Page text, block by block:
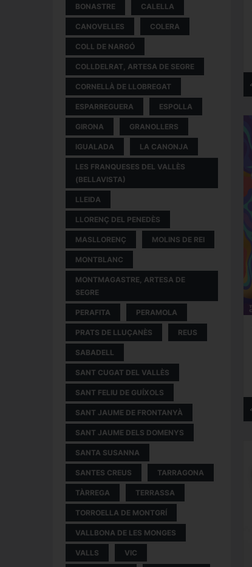
BONASTRE CALELLA
CANOVELLES COLERA
COLL DE NARGÓ
COLLDELRAT, ARTESA DE SEGRE
CORNELLÀ DE LLOBREGAT
ESPARREGUERA ESPOLLA
GIRONA GRANOLLERS
IGUALADA LA CANONJA
LES FRANQUESES DEL VALLÈS
(BELLAVISTA)
LLEIDA
LLORENÇ DEL PENEDÈS
MASLLORENÇ MOLINS DE REI
MONTBLANC
MONTMAGASTRE, ARTESA DE
SEGRE
PERAFITA PERAMOLA
PRATS DE LLUÇANÈS REUS
SABADELL
SANT CUGAT DEL VALLÈS
SANT FELIU DE GUÍXOLS
SANT JAUME DE FRONTANYÀ
SANT JAUME DELS DOMENYS
SANTA SUSANNA
SANTES CREUS TARRAGONA
TÀRREGA TERRASSA
TORROELLA DE MONTGRÍ
VALLBONA DE LES MONGES
VALLS VIC